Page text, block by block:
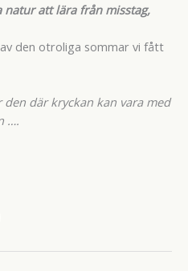
att lära från misstag,
den otroliga sommar vi fått
där kryckan kan vara med
….